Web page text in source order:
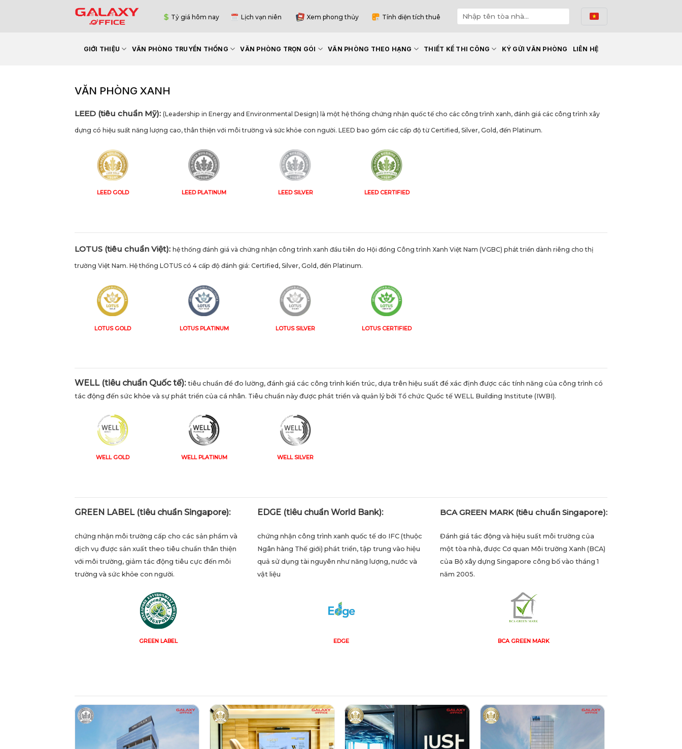
Tỷ giá hôm nay Lịch vạn niên Xem phong thủy Tính diện tích thuê
GIỚI THIỆU VĂN PHÒNG TRUYỀN THỐNG VĂN PHÒNG TRỌN GÓI VĂN PHÒNG THEO HẠNG THIẾT KẾ THI CÔNG KÝ GỬI VĂN PHÒNG LIÊN HỆ
VĂN PHÒNG XANH
LEED (tiêu chuẩn Mỹ): (Leadership in Energy and Environmental Design) là một hệ thống chứng nhận quốc tế cho các công trình xanh, đánh giá các công trình xây
dựng có hiệu suất năng lượng cao, thân thiện với môi trường và sức khỏe con người. LEED bao gồm các cấp độ từ Certified, Silver, Gold, đến Platinum.
LEED GOLD LEED PLATINUM LEED SILVER LEED CERTIFIED
LOTUS (tiêu chuẩn Việt): hệ thống đánh giá và chứng nhận công trình xanh đầu tiên do Hội đồng Công trình Xanh Việt Nam (VGBC) phát triển dành riêng cho thị
trường Việt Nam. Hệ thống LOTUS có 4 cấp độ đánh giá: Certified, Silver, Gold, đến Platinum.
LOTUS GOLD LOTUS PLATINUM LOTUS SILVER LOTUS CERTIFIED
WELL (tiêu chuẩn Quốc tế): tiêu chuẩn để đo lường, đánh giá các công trình kiến trúc, dựa trên hiệu suất để xác định được các tính năng của công trình có
tác động đến sức khỏe và sự phát triển của cá nhân. Tiêu chuẩn này được phát triển và quản lý bởi Tổ chức Quốc tế WELL Building Institute (IWBI).
WELL GOLD WELL PLATINUM WELL SILVER
GREEN LABEL (tiêu chuẩn Singapore):
chứng nhận môi trường cấp cho các sản phẩm và
dịch vụ được sản xuất theo tiêu chuẩn thân thiện
với môi trường, giảm tác động tiêu cực đến môi
trường và sức khỏe con người.
GREEN LABEL
EDGE (tiêu chuẩn World Bank):
chứng nhận công trình xanh quốc tế do IFC (thuộc
Ngân hàng Thế giới) phát triển, tập trung vào hiệu
quả sử dụng tài nguyên như năng lượng, nước và
vật liệu
EDGE
BCA GREEN MARK (tiêu chuẩn Singapore):
Đánh giá tác động và hiệu suất môi trường của
một tòa nhà, được Cơ quan Môi trường Xanh (BCA)
của Bộ xây dựng Singapore công bố vào tháng 1
năm 2005.
BCA GREEN MARK